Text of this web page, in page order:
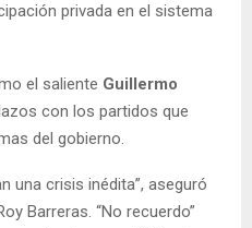
privada en el sistema
el saliente Guillermo
con los partidos que
del gobierno.
una crisis inédita”, aseguró
Barreras. “No recuerdo”